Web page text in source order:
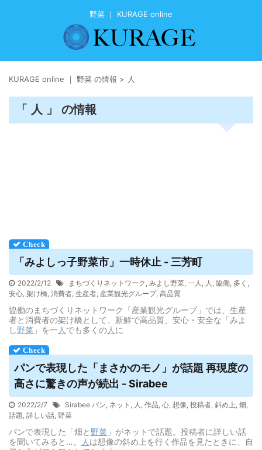
野菜 ｜ KURAGE online
KURAGE online ｜ 野菜 の情報 > 人
「 人 」 の情報
「みよしっ子野菜市」一時休止 - 三芳町
2022/2/12 まちづくりネットワーク , みよし野菜, 一人 , 人 , 協働, 多く ,
安心, 架け橋, 消費者, 生産者, 産業観光グループ, 高品質
協働のまちづくりネットワーク「産業観光グループ」では、生産
者と消費者の架け橋として、新鮮で高品質、安心・安全な「みよ
し野菜 」を一 人 でも多くの人 に
パンで表現した「まさかのモノ」が話題 再現度の
高さに驚きの声が続出 - Sirabee
2022/2/7 Sirabee パン, ネット , 人 , 作品, 心, 想像, 投稿者, 斜め上, 畑,
話題, 詳しい話, 野菜
パンで表現した「畑と 野菜 」がネットで話題。投稿者に詳しい話
を聞いてみると…。
人 は想像の斜め上を行く作品を見たときに、自